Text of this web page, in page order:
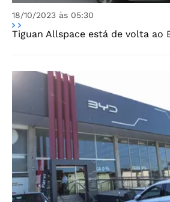
18/10/2023 às 05:30
Tiguan Allspace está de volta ao